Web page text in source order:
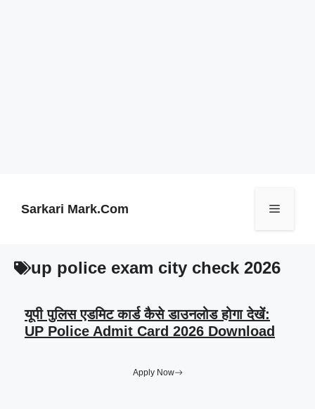
Sarkari Mark.Com Menu
up police exam city check 2026
यूपी पुलिस एडमिट कार्ड कैसे डाउनलोड होगा देखें:
UP Police Admit Card 2026 Download
Apply Now